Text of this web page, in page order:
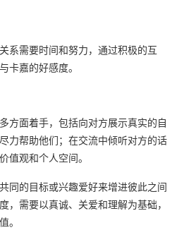
系需要时间和努力，通过积极的互
卡嘉的好感度。
方面着手，包括向对方展示真实的自
力帮助他们；在交流中倾听对方的话
值观和个人空间。
同的目标或兴趣爱好来增进彼此之间
，需要以真诚、关爱和理解为基础，
。